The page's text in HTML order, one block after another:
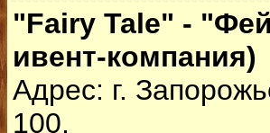
"Fairy Tale" -
ивент-компания)
Адрес: г.
100.